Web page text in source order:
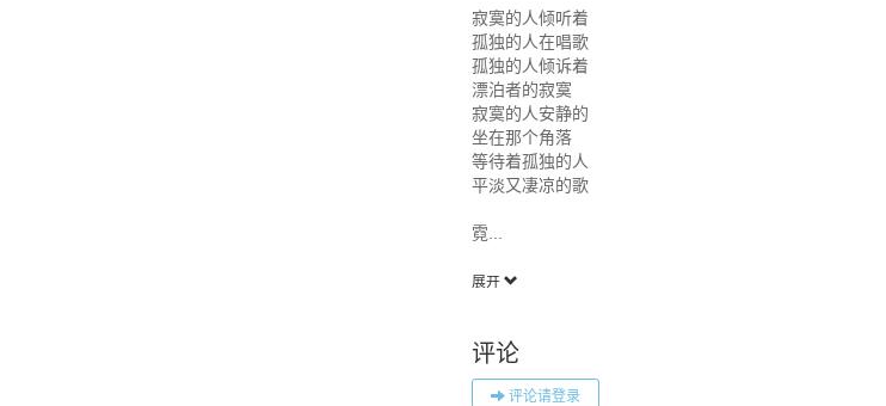
寂寞的人倾听着
孤独的人在唱歌
孤独的人倾诉着
漂泊者的寂寞
寂寞的人安静的
坐在那个角落
等待着孤独的人
平淡又凄凉的歌
霓...
展开
评论
评论请登录